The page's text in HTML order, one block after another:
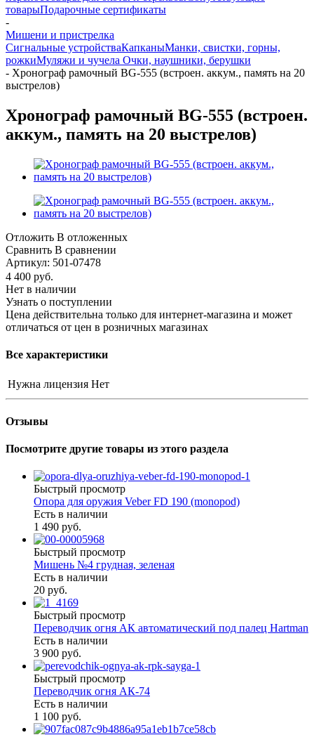
товарыПодарочные сертификаты
-
Мишени и пристрелка
Сигнальные устройстваКапканыМанки, свистки, горны,
рожкиМуляжи и чучела Очки, наушники, берушки
- Хронограф рамочный BG-555 (встроен. аккум., память на 20
выстрелов)
Хронограф рамочный BG-555 (встроен.
аккум., память на 20 выстрелов)
Отложить В отложенных
Сравнить В сравнении
Артикул: 501-07478
4 400 руб.
Нет в наличии
Узнать о поступлении
Цена действительна только для интернет-магазина и может
отличаться от цен в розничных магазинах
Все характеристики
Нужна лицензия Нет
Отзывы
Посмотрите другие товары из этого раздела
Быстрый просмотр
Опора для оружия Veber FD 190 (monopod)
Есть в наличии
1 490 руб.
Быстрый просмотр
Мишень №4 грудная, зеленая
Есть в наличии
20 руб.
Быстрый просмотр
Переводчик огня АК автоматический под палец Hartman
Есть в наличии
3 900 руб.
Быстрый просмотр
Переводчик огня АК-74
Есть в наличии
1 100 руб.